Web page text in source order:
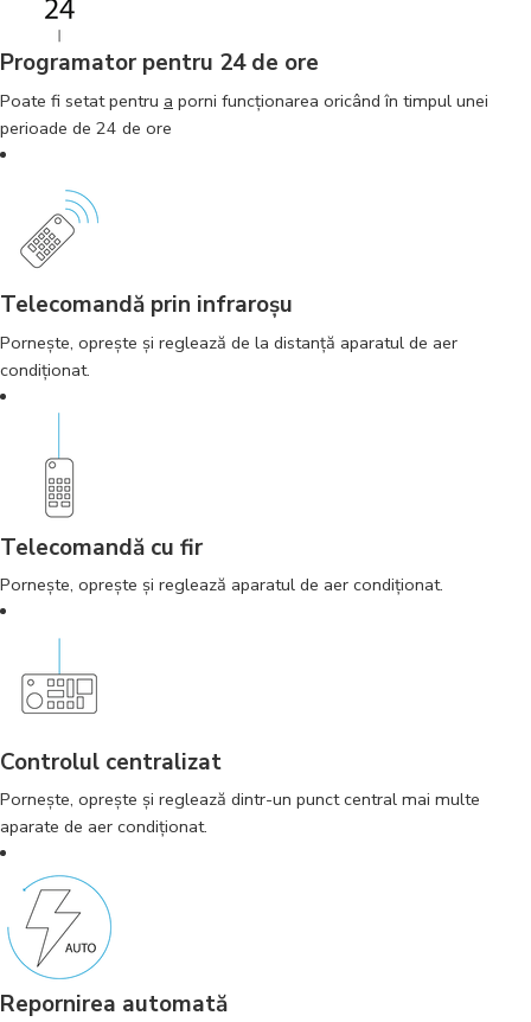
Programator pentru 24 de ore
Poate fi setat pentru a porni funcţionarea oricând în timpul unei
perioade de 24 de ore
Telecomandă prin infraroşu
Porneşte, opreşte şi reglează de la distanţă aparatul de aer
condiţionat.
Telecomandă cu fir
Porneşte, opreşte şi reglează aparatul de aer condiţionat.
Controlul centralizat
Porneşte, opreşte şi reglează dintr-un punct central mai multe
aparate de aer condiţionat.
Repornirea automată